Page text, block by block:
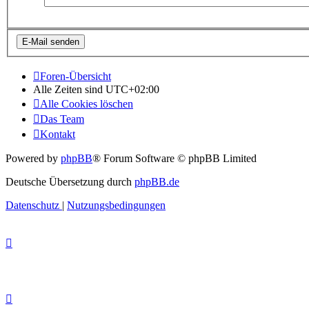
Foren-Übersicht
Alle Zeiten sind UTC+02:00
Alle Cookies löschen
Das Team
Kontakt
Powered by phpBB® Forum Software © phpBB Limited
Deutsche Übersetzung durch phpBB.de
Datenschutz | Nutzungsbedingungen